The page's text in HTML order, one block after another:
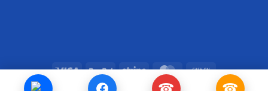
Visa PayPal Stripe MasterCard
Cash
On